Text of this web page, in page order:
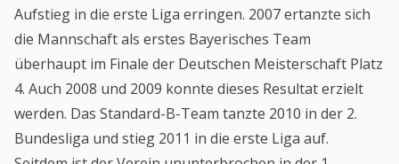
Aufstieg in die erste Liga erringen. 2007 ertanzte sich
die Mannschaft als erstes Bayerisches Team
überhaupt im Finale der Deutschen Meisterschaft Platz
4. Auch 2008 und 2009 konnte dieses Resultat erzielt
werden. Das Standard-B-Team tanzte 2010 in der 2.
Bundesliga und stieg 2011 in die erste Liga auf.